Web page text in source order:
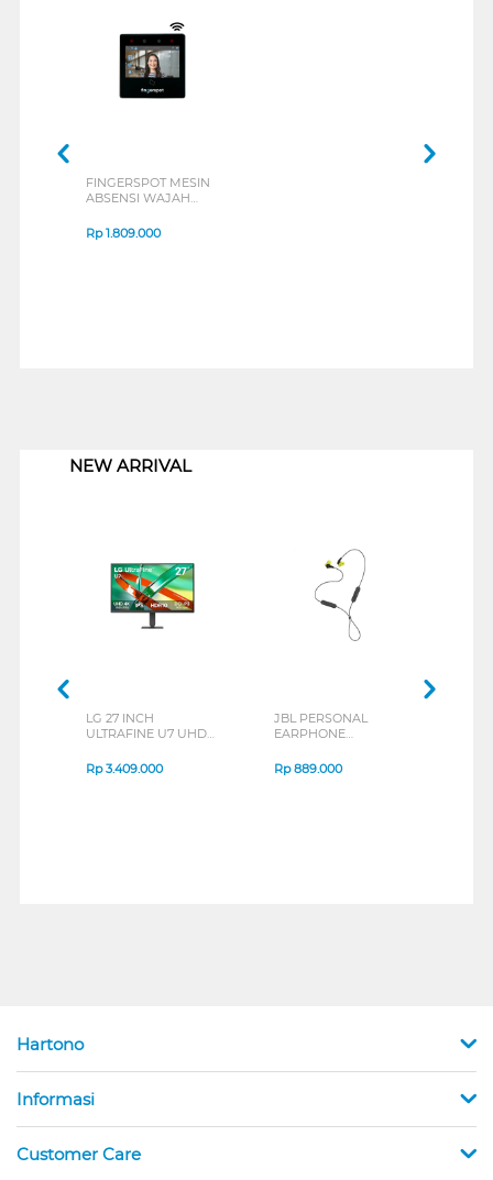
FINGERSPOT MESIN
ABSENSI WAJAH
Rp1.809.000
NEW ARRIVAL
LG 27 INCH
ULTRAFINE U7 UHD
B_G3
Rp3.409.000
JBL PERSONAL
EARPHONE
SERIES
Rp889.000
Hartono
Informasi
Customer Care